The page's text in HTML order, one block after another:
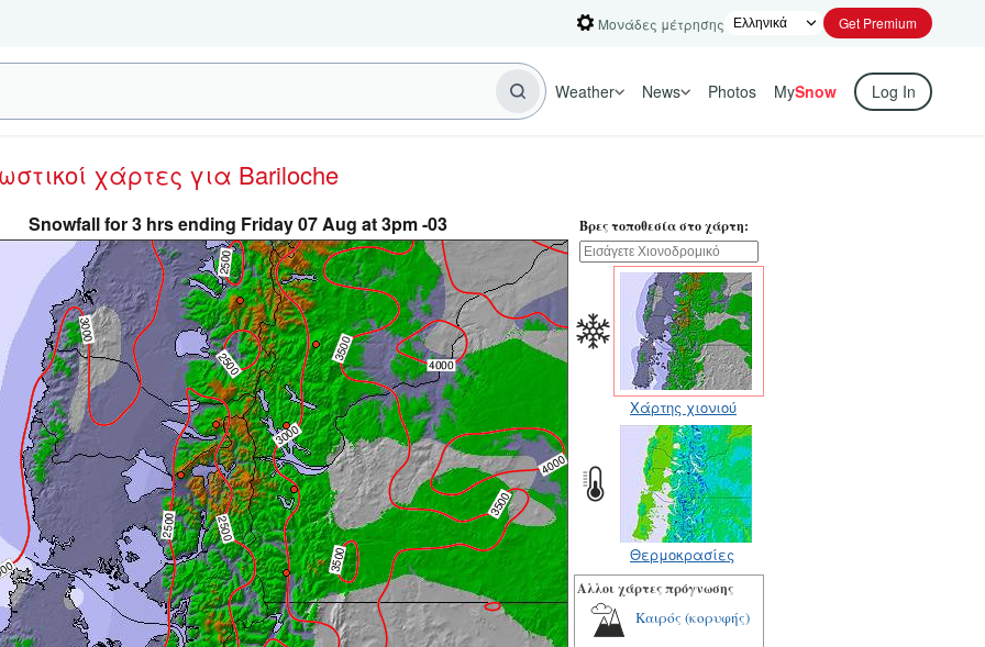
Μονάδες μέτρησης Get Premium
Weather News Photos MySnow Log In
χάρτες για Bariloche
Snowfall for 3 hrs ending Friday 07 Aug at 3pm -03 Βρες τοποθεσία στο χάρτη:
Χάρτης χιονιού
Θερμοκρασίες
Αλλοι χάρτες πρόγνωσης
Καιρός (κορυφής)